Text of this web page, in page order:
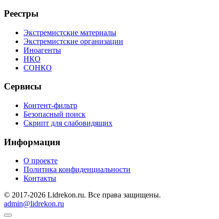
Реестры
Экстремистские материалы
Экстремистские организации
Иноагенты
НКО
СОНКО
Сервисы
Контент-фильтр
Безопасный поиск
Скрипт для слабовидящих
Информация
О проекте
Политика конфиденциальности
Контакты
© 2017-2026 Lidrekon.ru. Все права защищены.
admin@lidrekon.ru